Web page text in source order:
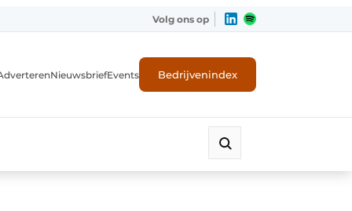
Volg ons op
NieuwsbriefEvents Bedrijvenindex